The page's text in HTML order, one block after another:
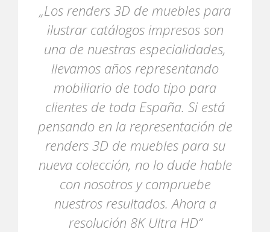
„Los renders 3D de muebles para
ilustrar catálogos impresos son
una de nuestras especialidades,
llevamos años representando
mobiliario de todo tipo para
clientes de toda España. Si está
pensando en la representación de
renders 3D de muebles para su
nueva colección, no lo dude hable
con nosotros y compruebe
nuestros resultados. Ahora a
resolución 8K Ultra HD“